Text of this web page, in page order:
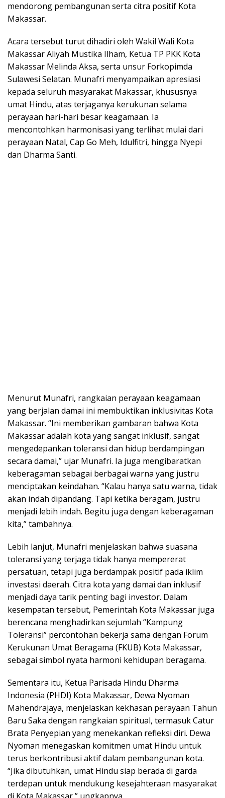
mendorong pembangunan serta citra positif Kota
Makassar.
Acara tersebut turut dihadiri oleh Wakil Wali Kota
Makassar Aliyah Mustika Ilham, Ketua TP PKK Kota
Makassar Melinda Aksa, serta unsur Forkopimda
Sulawesi Selatan. Munafri menyampaikan apresiasi
kepada seluruh masyarakat Makassar, khususnya
umat Hindu, atas terjaganya kerukunan selama
perayaan hari-hari besar keagamaan. Ia
mencontohkan harmonisasi yang terlihat mulai dari
perayaan Natal, Cap Go Meh, Idulfitri, hingga Nyepi
dan Dharma Santi.
Menurut Munafri, rangkaian perayaan keagamaan
yang berjalan damai ini membuktikan inklusivitas Kota
Makassar. “Ini memberikan gambaran bahwa Kota
Makassar adalah kota yang sangat inklusif, sangat
mengedepankan toleransi dan hidup berdampingan
secara damai,” ujar Munafri. Ia juga mengibaratkan
keberagaman sebagai berbagai warna yang justru
menciptakan keindahan. “Kalau hanya satu warna, tidak
akan indah dipandang. Tapi ketika beragam, justru
menjadi lebih indah. Begitu juga dengan keberagaman
kita,” tambahnya.
Lebih lanjut, Munafri menjelaskan bahwa suasana
toleransi yang terjaga tidak hanya mempererat
persatuan, tetapi juga berdampak positif pada iklim
investasi daerah. Citra kota yang damai dan inklusif
menjadi daya tarik penting bagi investor. Dalam
kesempatan tersebut, Pemerintah Kota Makassar juga
berencana menghadirkan sejumlah “Kampung
Toleransi” percontohan bekerja sama dengan Forum
Kerukunan Umat Beragama (FKUB) Kota Makassar,
sebagai simbol nyata harmoni kehidupan beragama.
Sementara itu, Ketua Parisada Hindu Dharma
Indonesia (PHDI) Kota Makassar, Dewa Nyoman
Mahendrajaya, menjelaskan kekhasan perayaan Tahun
Baru Saka dengan rangkaian spiritual, termasuk Catur
Brata Penyepian yang menekankan refleksi diri. Dewa
Nyoman menegaskan komitmen umat Hindu untuk
terus berkontribusi aktif dalam pembangunan kota.
“Jika dibutuhkan, umat Hindu siap berada di garda
terdepan untuk mendukung kesejahteraan masyarakat